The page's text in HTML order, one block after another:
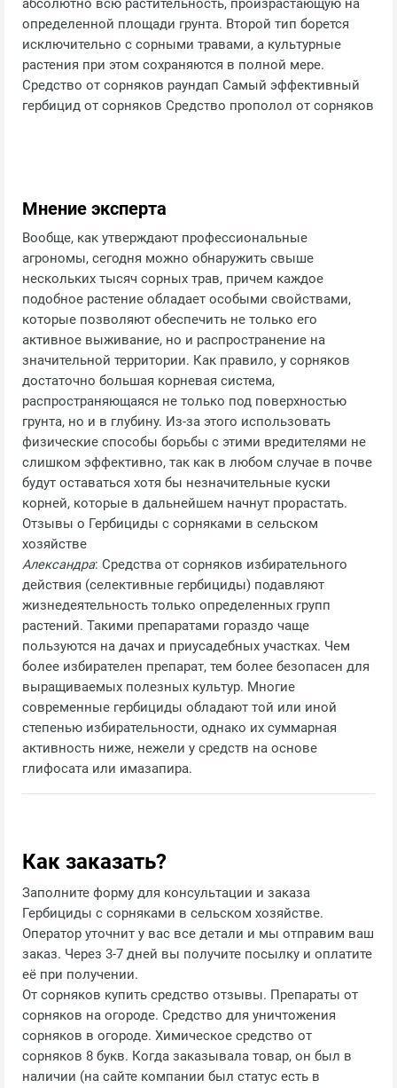
абсолютно всю растительность, произрастающую на
определенной площади грунта. Второй тип борется
исключительно с сорными травами, а культурные
растения при этом сохраняются в полной мере.
Средство от сорняков раундап Самый эффективный
гербицид от сорняков Средство прополол от сорняков
Мнение эксперта
Вообще, как утверждают профессиональные
агрономы, сегодня можно обнаружить свыше
нескольких тысяч сорных трав, причем каждое
подобное растение обладает особыми свойствами,
которые позволяют обеспечить не только его
активное выживание, но и распространение на
значительной территории. Как правило, у сорняков
достаточно большая корневая система,
распространяющаяся не только под поверхностью
грунта, но и в глубину. Из-за этого использовать
физические способы борьбы с этими вредителями не
слишком эффективно, так как в любом случае в почве
будут оставаться хотя бы незначительные куски
корней, которые в дальнейшем начнут прорастать.
Отзывы о Гербициды с сорняками в сельском
хозяйстве
Александра: Средства от сорняков избирательного
действия (селективные гербициды) подавляют
жизнедеятельность только определенных групп
растений. Такими препаратами гораздо чаще
пользуются на дачах и приусадебных участках. Чем
более избирателен препарат, тем более безопасен для
выращиваемых полезных культур. Многие
современные гербициды обладают той или иной
степенью избирательности, однако их суммарная
активность ниже, нежели у средств на основе
глифосата или имазапира.
Как заказать?
Заполните форму для консультации и заказа
Гербициды с сорняками в сельском хозяйстве.
Оператор уточнит у вас все детали и мы отправим ваш
заказ. Через 3-7 дней вы получите посылку и оплатите
её при получении.
От сорняков купить средство отзывы. Препараты от
сорняков на огороде. Средство для уничтожения
сорняков в огороде. Химическое средство от
сорняков 8 букв. Когда заказывала товар, он был в
наличии (на сайте компании был статус есть в